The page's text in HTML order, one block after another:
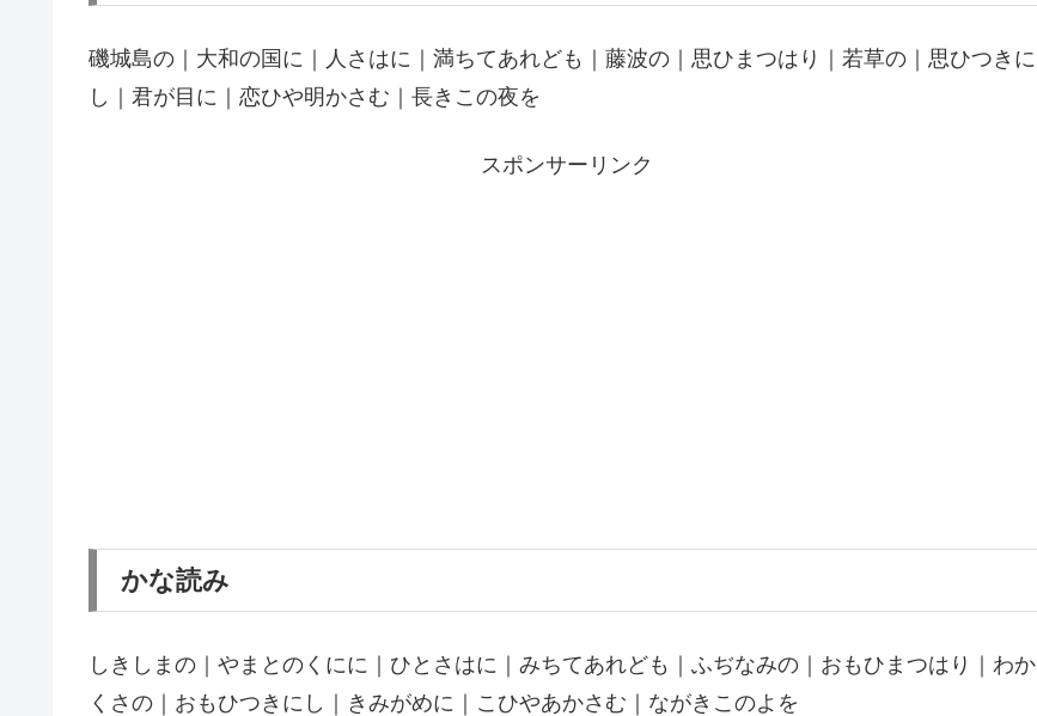
磯城島の｜大和の国に｜人さはに｜満ちてあれども｜藤波の｜思ひまつはり｜若草の｜思ひつきに
し｜君が目に｜恋ひや明かさむ｜長きこの夜を
スポンサーリンク
かな読み
しきしまの｜やまとのくにに｜ひとさはに｜みちてあれども｜ふぢなみの｜おもひまつはり｜わか
くさの｜おもひつきにし｜きみがめに｜こひやあかさむ｜ながきこのよを